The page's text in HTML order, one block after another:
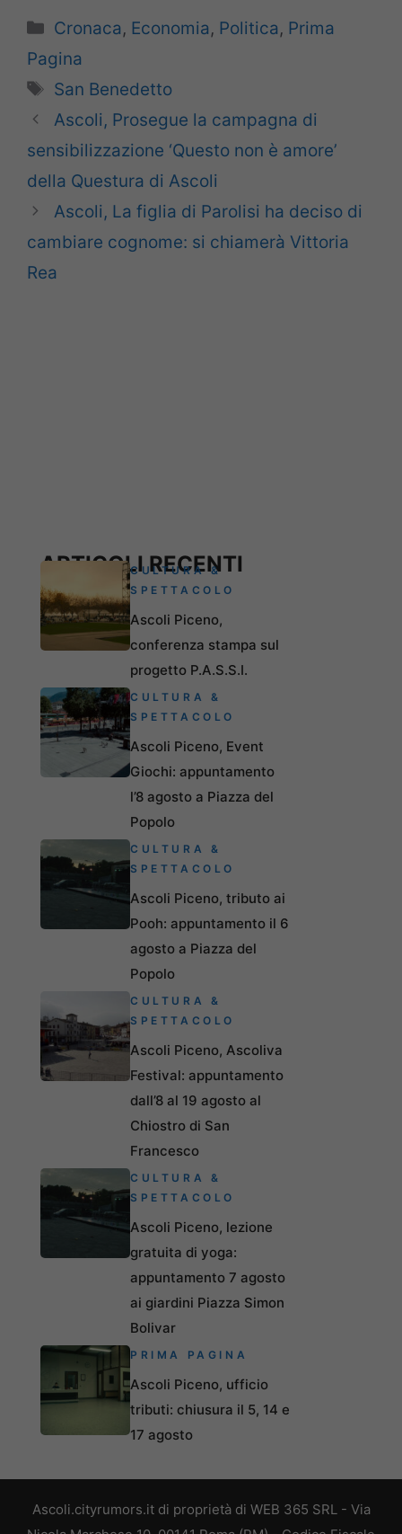
Categorie
Cronaca, Economia, Politica, Prima
Pagina
Tag
San Benedetto
Ascoli, Prosegue la campagna di
sensibilizzazione ‘Questo non è amore’
della Questura di Ascoli
Ascoli, La figlia di Parolisi ha deciso di
cambiare cognome: si chiamerà Vittoria
Rea
ARTICOLI RECENTI
CULTURA &
SPETTACOLO
Ascoli Piceno,
conferenza stampa sul
progetto P.A.S.S.I.
CULTURA &
SPETTACOLO
Ascoli Piceno, Event
Giochi: appuntamento
l’8 agosto a Piazza del
Popolo
CULTURA &
SPETTACOLO
Ascoli Piceno, tributo ai
Pooh: appuntamento il 6
agosto a Piazza del
Popolo
CULTURA &
SPETTACOLO
Ascoli Piceno, Ascoliva
Festival: appuntamento
dall’8 al 19 agosto al
Chiostro di San
Francesco
CULTURA &
SPETTACOLO
Ascoli Piceno, lezione
gratuita di yoga:
appuntamento 7 agosto
ai giardini Piazza Simon
Bolivar
PRIMA PAGINA
Ascoli Piceno, ufficio
tributi: chiusura il 5, 14 e
17 agosto
Ascoli.cityrumors.it di proprietà di WEB 365 SRL - Via